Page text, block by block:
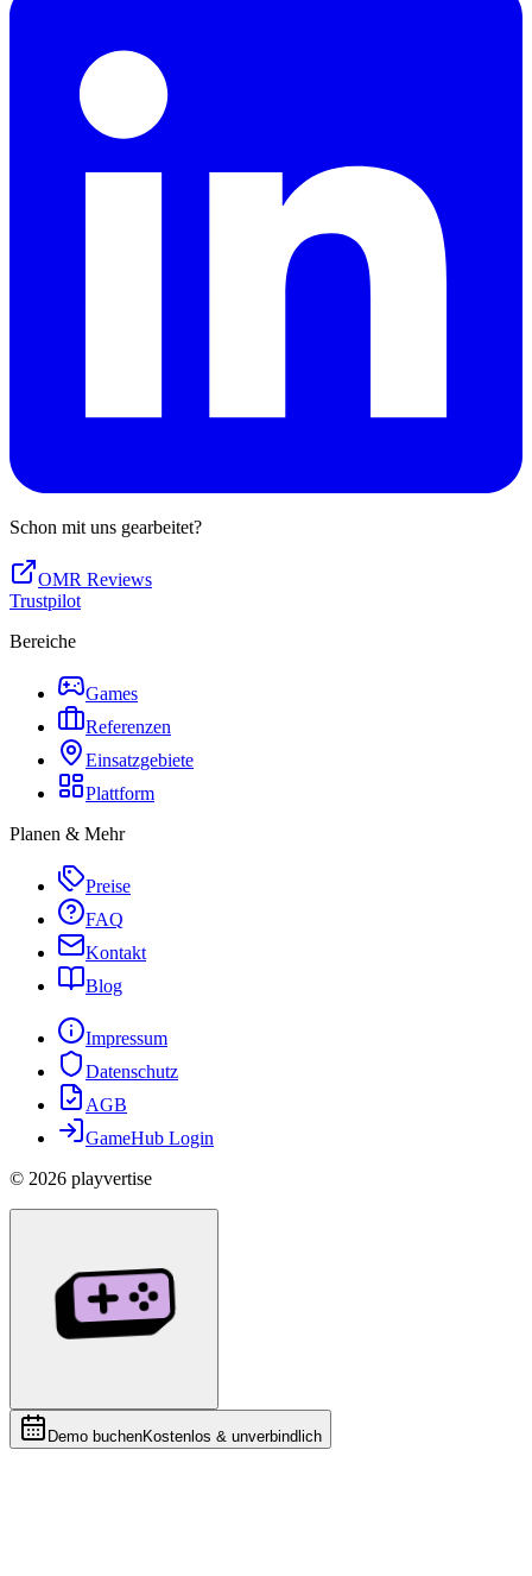
Schon mit uns gearbeitet?
OMR Reviews
Trustpilot
Bereiche
Games
Referenzen
Einsatzgebiete
Plattform
Planen & Mehr
Preise
FAQ
Kontakt
Blog
Impressum
Datenschutz
AGB
GameHub Login
© 2026 playvertise
Demo buchenKostenlos & unverbindlich